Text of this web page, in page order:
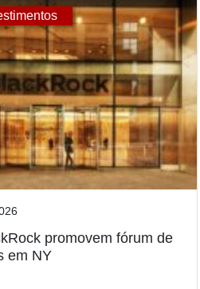
promovem fórum de
em NY